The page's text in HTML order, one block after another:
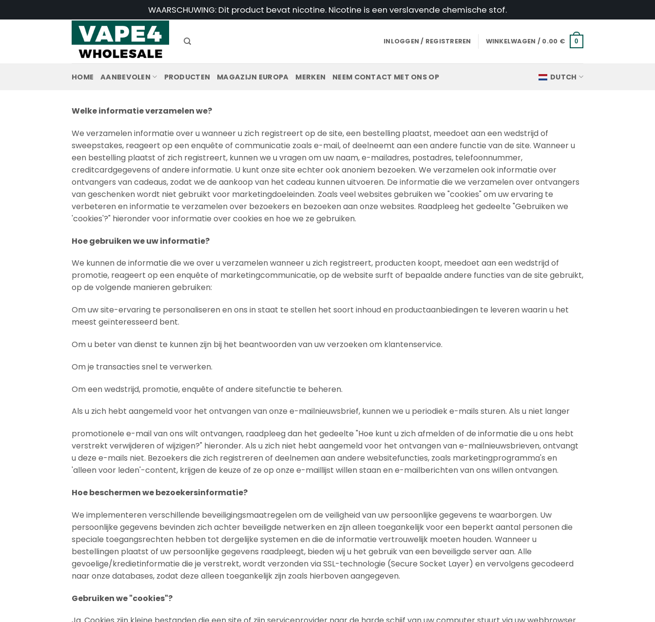
naar
WAARSCHUWING: Dit product bevat nicotine. Nicotine is een verslavende chemische stof.
INLOGGEN / REGISTREREN WINKELWAGEN / 0.00 € 0
HOME AANBEVOLEN PRODUCTEN MAGAZIJN EUROPA MERKEN NEEM CONTACT MET ONS OP DUTCH
Welke informatie verzamelen we?
We verzamelen informatie over u wanneer u zich registreert op de site, een bestelling plaatst, meedoet aan een wedstrijd of
sweepstakes, reageert op een enquête of communicatie zoals e-mail, of deelneemt aan een andere functie van de site. Wanneer u
een bestelling plaatst of zich registreert, kunnen we u vragen om uw naam, e-mailadres, postadres, telefoonnummer,
creditcardgegevens of andere informatie. U kunt onze site echter ook anoniem bezoeken. We verzamelen ook informatie over
ontvangers van cadeaus, zodat we de aankoop van het cadeau kunnen uitvoeren. De informatie die we verzamelen over ontvangers
van geschenken wordt niet gebruikt voor marketingdoeleinden. Zoals veel websites gebruiken we "cookies" om uw ervaring te
verbeteren en informatie te verzamelen over bezoekers en bezoeken aan onze websites. Raadpleeg het gedeelte "Gebruiken we
'cookies'?" hieronder voor informatie over cookies en hoe we ze gebruiken.
Hoe gebruiken we uw informatie?
We kunnen de informatie die we over u verzamelen wanneer u zich registreert, producten koopt, meedoet aan een wedstrijd of
promotie, reageert op een enquête of marketingcommunicatie, op de website surft of bepaalde andere functies van de site gebruikt,
op de volgende manieren gebruiken:
Om uw site-ervaring te personaliseren en ons in staat te stellen het soort inhoud en productaanbiedingen te leveren waarin u het
meest geïnteresseerd bent.
Om u beter van dienst te kunnen zijn bij het beantwoorden van uw verzoeken om klantenservice.
Om je transacties snel te verwerken.
Om een wedstrijd, promotie, enquête of andere sitefunctie te beheren.
Als u zich hebt aangemeld voor het ontvangen van onze e-mailnieuwsbrief, kunnen we u periodiek e-mails sturen. Als u niet langer
promotionele e-mail van ons wilt ontvangen, raadpleeg dan het gedeelte "Hoe kunt u zich afmelden of de informatie die u ons hebt
verstrekt verwijderen of wijzigen?" hieronder. Als u zich niet hebt aangemeld voor het ontvangen van e-mailnieuwsbrieven, ontvangt
u deze e-mails niet. Bezoekers die zich registreren of deelnemen aan andere websitefuncties, zoals marketingprogramma's en
'alleen voor leden'-content, krijgen de keuze of ze op onze e-maillijst willen staan en e-mailberichten van ons willen ontvangen.
Hoe beschermen we bezoekersinformatie?
We implementeren verschillende beveiligingsmaatregelen om de veiligheid van uw persoonlijke gegevens te waarborgen. Uw
persoonlijke gegevens bevinden zich achter beveiligde netwerken en zijn alleen toegankelijk voor een beperkt aantal personen die
speciale toegangsrechten hebben tot dergelijke systemen en die de informatie vertrouwelijk moeten houden. Wanneer u
bestellingen plaatst of uw persoonlijke gegevens raadpleegt, bieden wij u het gebruik van een beveiligde server aan. Alle
gevoelige/kredietinformatie die je verstrekt, wordt verzonden via SSL-technologie (Secure Socket Layer) en vervolgens gecodeerd
naar onze databases, zodat deze alleen toegankelijk zijn zoals hierboven aangegeven.
Gebruiken we "cookies"?